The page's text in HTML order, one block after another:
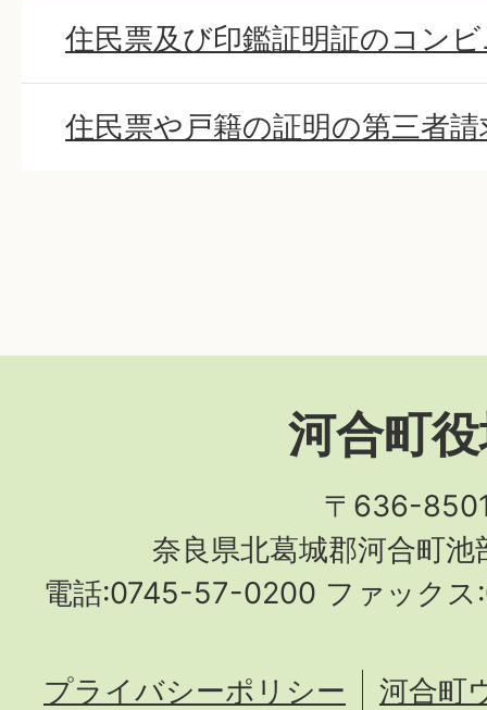
住民票及び印鑑証明証のコン
住民票や戸籍の証明の第三者
河合町
〒636-
奈良県北葛城郡河合町池
電話:0745-57-0200 ファック
プライバシーポリシー 河合町